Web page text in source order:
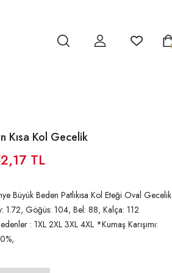
Kısa Kol Gecelik
TL
Büyük Beden Patlıkısa Kol Eteği Oval Gecelik
1.72, Göğüs: 104, Bel: 88, Kalça: 112
: 1XL 2XL 3XL 4XL *Kumaş Karışımı: